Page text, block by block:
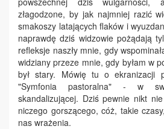
złagodzone, by jak najmniej razić
smakoszy latających flaków i
naprawdę dziś widzowie pożądają
refleksje naszły mnie, gdy
widziany przeze mnie, gdy byłam w
był stary. Mówię tu o ekranizacji
"Symfonia pastoralna" - w
skandalizującej. Dziś pewnie nikt
niczego gorszącego, cóż, takie
nas wrażenia.